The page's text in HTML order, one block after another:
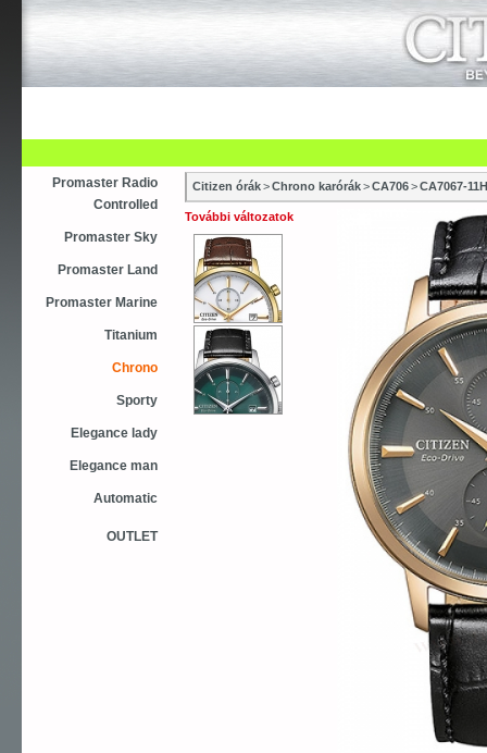
Promaster Radio
Controlled
Promaster Sky
Promaster Land
Promaster Marine
Titanium
Chrono
Sporty
Elegance lady
Elegance man
Automatic
OUTLET
Citizen órák>Chrono karórák>CA706>CA7067-11H
További változatok